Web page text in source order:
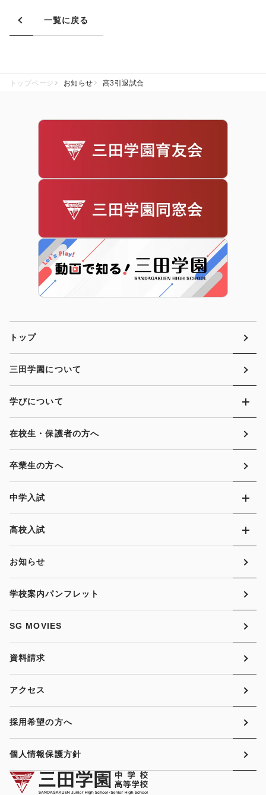
一覧に戻る
トップページ お知らせ 高3引退試合
トップ
三田学園について
学びについて
在校生・保護者の方へ
卒業生の方へ
中学入試
高校入試
お知らせ
学校案内パンフレット
SG MOVIES
資料請求
アクセス
採用希望の方へ
個人情報保護方針